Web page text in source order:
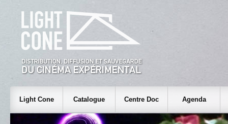
Light Cone Catalogue Centre Doc Agenda